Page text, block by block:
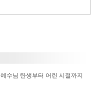
수님 탄생부터 어린 시절까지